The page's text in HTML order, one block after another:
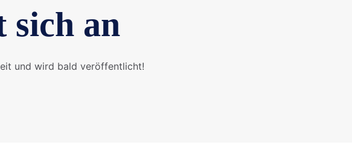
sich an
und wird bald veröffentlicht!